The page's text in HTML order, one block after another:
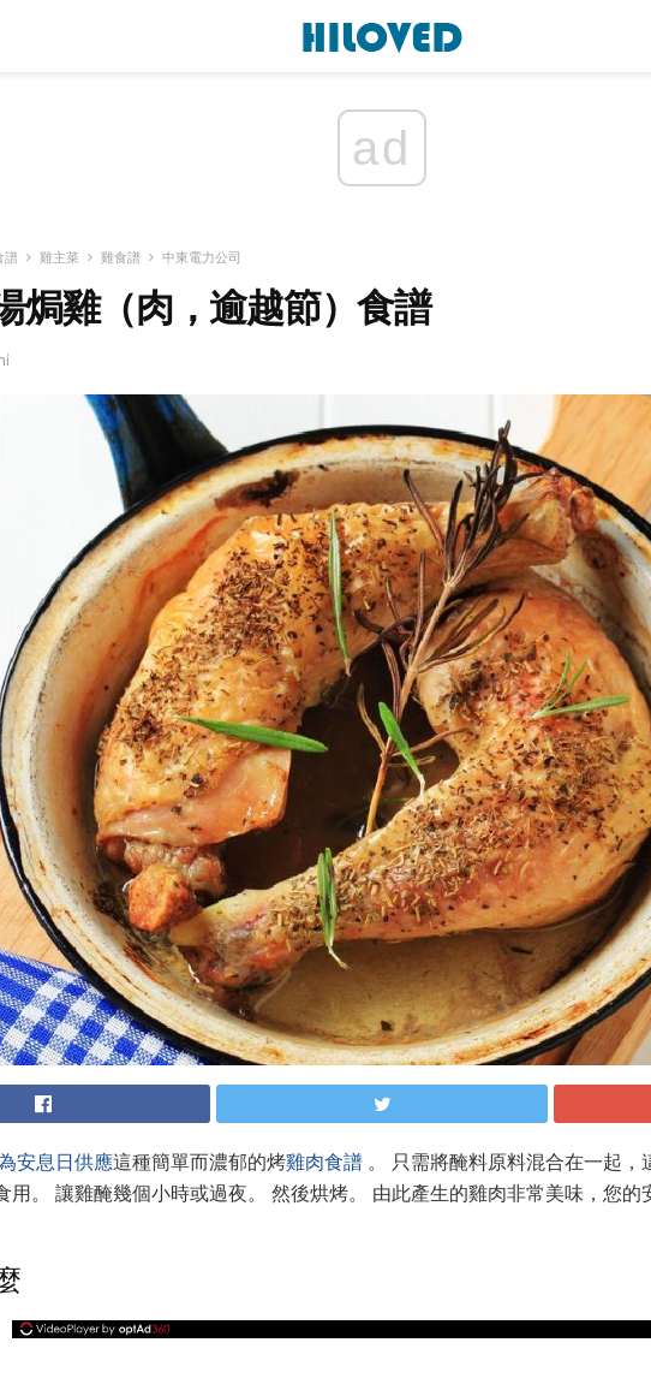
ad
譜 雞主菜 雞食譜 中東電力公司
焗雞（肉，逾越節）食譜
安息日供應這種簡單而濃郁的烤雞肉食譜 。 只需將醃料原料混合在一起
用。 讓雞醃幾個小時或過夜。 然後烘烤。 由此產生的雞肉非常美味，您